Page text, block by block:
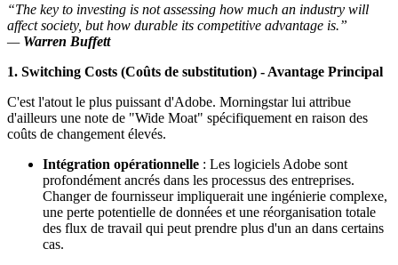
“The key to investing is not assessing how much an industry will
affect society, but how durable its competitive advantage is.”
— Warren Buffett
1. Switching Costs (Coûts de substitution) - Avantage Principal
C'est l'atout le plus puissant d'Adobe. Morningstar lui attribue
d'ailleurs une note de "Wide Moat" spécifiquement en raison des
coûts de changement élevés.
Intégration opérationnelle : Les logiciels Adobe sont
profondément ancrés dans les processus des entreprises.
Changer de fournisseur impliquerait une ingénierie complexe,
une perte potentielle de données et une réorganisation totale
des flux de travail qui peut prendre plus d'un an dans certains
cas.